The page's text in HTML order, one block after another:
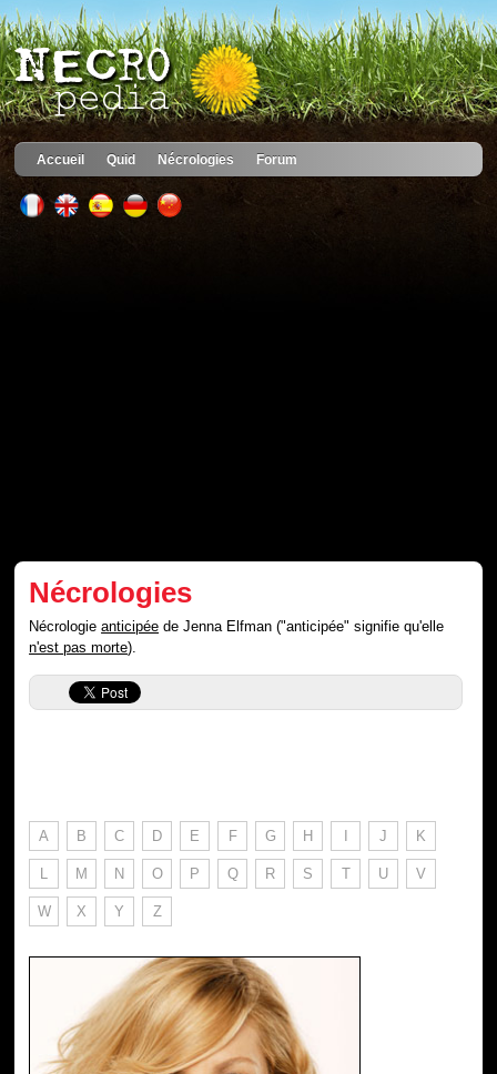
Accueil Quid Nécrologies Forum
Nécrologies
Nécrologieanticipée de Jenna Elfman ("anticipée" signifie qu'elle
n'est pas morte).
A B C D E F G H I J K
L M N O P Q R S T U V
W X Y Z